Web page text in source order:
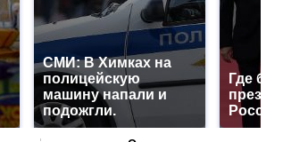
СМИ: В Химках на
полицейскую
машину напали и
подожгли.
Где